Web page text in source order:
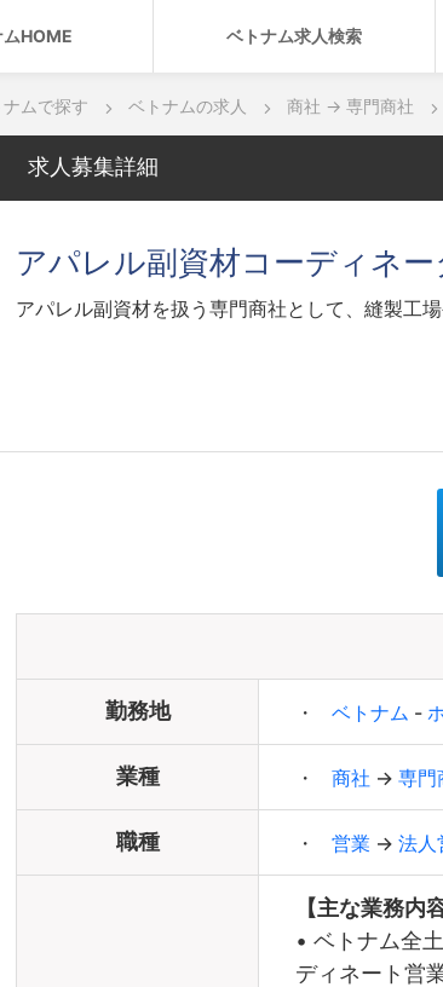
HOME ベトナム求人検索
ムで探す ベトナムの求人 商社 → 専門商社
求人募集詳細
アパレル副資材コーディネー
アパレル副資材を扱う専門商社として、縫製工
勤務地 ベトナム -
業種 商社 → 専門
職種 営業 → 法人
【主な業務内容
• ベトナム全
ディネート営